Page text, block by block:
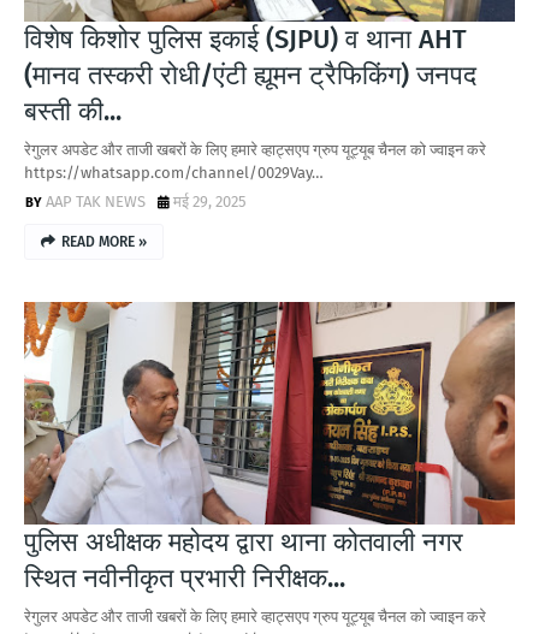
विशेष किशोर पुलिस इकाई (SJPU) व थाना AHT
(मानव तस्करी रोधी/एंटी ह्यूमन ट्रैफिकिंग) जनपद
बस्ती की...
रेगुलर अपडेट और ताजी खबरों के लिए हमारे व्हाट्सएप ग्रुप यूट्यूब चैनल को ज्वाइन करे
https://whatsapp.com/channel/0029Vay…
AAP TAK NEWS
मई 29, 2025
READ MORE »
पुलिस अधीक्षक महोदय द्वारा थाना कोतवाली नगर
स्थित नवीनीकृत प्रभारी निरीक्षक...
रेगुलर अपडेट और ताजी खबरों के लिए हमारे व्हाट्सएप ग्रुप यूट्यूब चैनल को ज्वाइन करे